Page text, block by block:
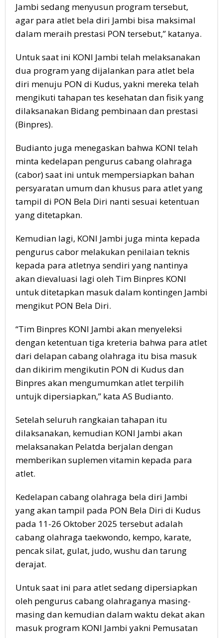
Jambi sedang menyusun program tersebut,
agar para atlet bela diri Jambi bisa maksimal
dalam meraih prestasi PON tersebut,” katanya.
Untuk saat ini KONI Jambi telah melaksanakan
dua program yang dijalankan para atlet bela
diri menuju PON di Kudus, yakni mereka telah
mengikuti tahapan tes kesehatan dan fisik yang
dilaksanakan Bidang pembinaan dan prestasi
(Binpres).
Budianto juga menegaskan bahwa KONI telah
minta kedelapan pengurus cabang olahraga
(cabor) saat ini untuk mempersiapkan bahan
persyaratan umum dan khusus para atlet yang
tampil di PON Bela Diri nanti sesuai ketentuan
yang ditetapkan.
Kemudian lagi, KONI Jambi juga minta kepada
pengurus cabor melakukan penilaian teknis
kepada para atletnya sendiri yang nantinya
akan dievaluasi lagi oleh Tim Binpres KONI
untuk ditetapkan masuk dalam kontingen Jambi
mengikut PON Bela Diri.
“Tim Binpres KONI Jambi akan menyeleksi
dengan ketentuan tiga kreteria bahwa para atlet
dari delapan cabang olahraga itu bisa masuk
dan dikirim mengikutin PON di Kudus dan
Binpres akan mengumumkan atlet terpilih
untujk dipersiapkan,” kata AS Budianto.
Setelah seluruh rangkaian tahapan itu
dilaksanakan, kemudian KONI Jambi akan
melaksanakan Pelatda berjalan dengan
memberikan suplemen vitamin kepada para
atlet.
Kedelapan cabang olahraga bela diri Jambi
yang akan tampil pada PON Bela Diri di Kudus
pada 11-26 Oktober 2025 tersebut adalah
cabang olahraga taekwondo, kempo, karate,
pencak silat, gulat, judo, wushu dan tarung
derajat.
Untuk saat ini para atlet sedang dipersiapkan
oleh pengurus cabang olahraganya masing-
masing dan kemudian dalam waktu dekat akan
masuk program KONI Jambi yakni Pemusatan